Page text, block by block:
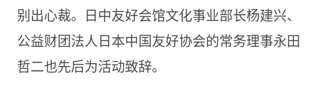
别出心裁。日中友好会馆文化事业部长杨建兴、
公益财团法人日本中国友好协会的常务理事永田
哲二也先后为活动致辞。